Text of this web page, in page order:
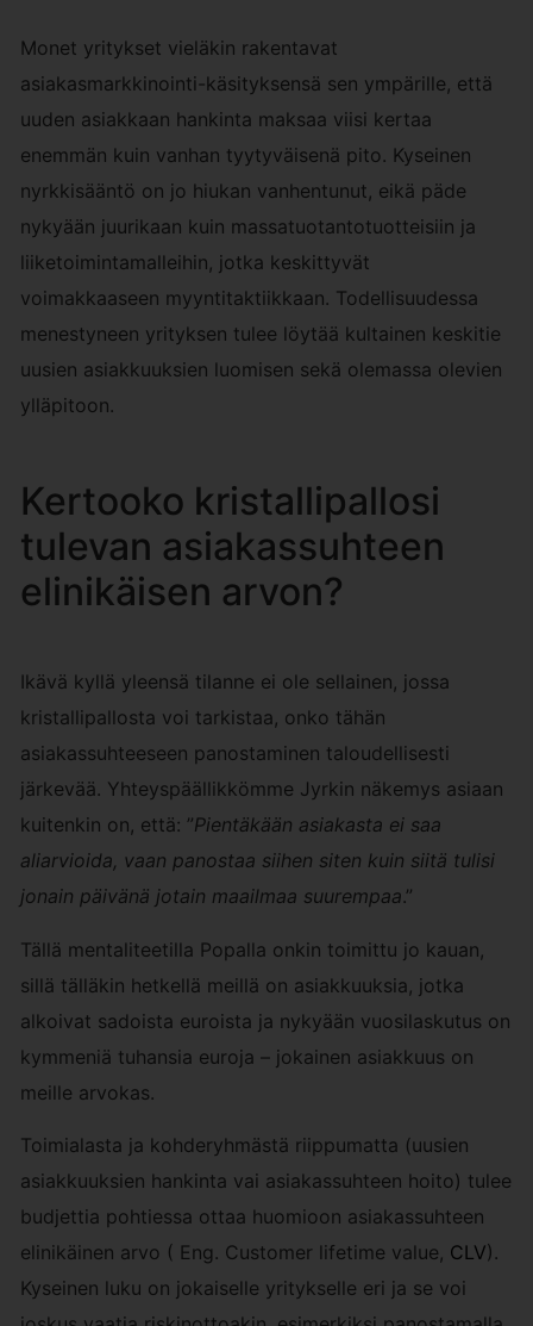
Monet yritykset vieläkin rakentavat
asiakasmarkkinointi-käsityksensä sen ympärille, että
uuden asiakkaan hankinta maksaa viisi kertaa
enemmän kuin vanhan tyytyväisenä pito. Kyseinen
nyrkkisääntö on jo hiukan vanhentunut, eikä päde
nykyään juurikaan kuin massatuotantotuotteisiin ja
liiketoimintamalleihin, jotka keskittyvät
voimakkaaseen myyntitaktiikkaan. Todellisuudessa
menestyneen yrityksen tulee löytää kultainen keskitie
uusien asiakkuuksien luomisen sekä olemassa olevien
ylläpitoon.
Kertooko kristallipallosi
tulevan asiakassuhteen
elinikäisen arvon?
Ikävä kyllä yleensä tilanne ei ole sellainen, jossa
kristallipallosta voi tarkistaa, onko tähän
asiakassuhteeseen panostaminen taloudellisesti
järkevää. Yhteyspäällikkömme Jyrkin näkemys asiaan
kuitenkin on, että: ”Pientäkään asiakasta ei saa
aliarvioida, vaan panostaa siihen siten kuin siitä tulisi
jonain päivänä jotain maailmaa suurempaa.”
Tällä mentaliteetilla Popalla onkin toimittu jo kauan,
sillä tälläkin hetkellä meillä on asiakkuuksia, jotka
alkoivat sadoista euroista ja nykyään vuosilaskutus on
kymmeniä tuhansia euroja – jokainen asiakkuus on
meille arvokas.
Toimialasta ja kohderyhmästä riippumatta (uusien
asiakkuuksien hankinta vai asiakassuhteen hoito) tulee
budjettia pohtiessa ottaa huomioon asiakassuhteen
elinikäinen arvo ( Eng. Customer lifetime value, CLV).
Kyseinen luku on jokaiselle yritykselle eri ja se voi